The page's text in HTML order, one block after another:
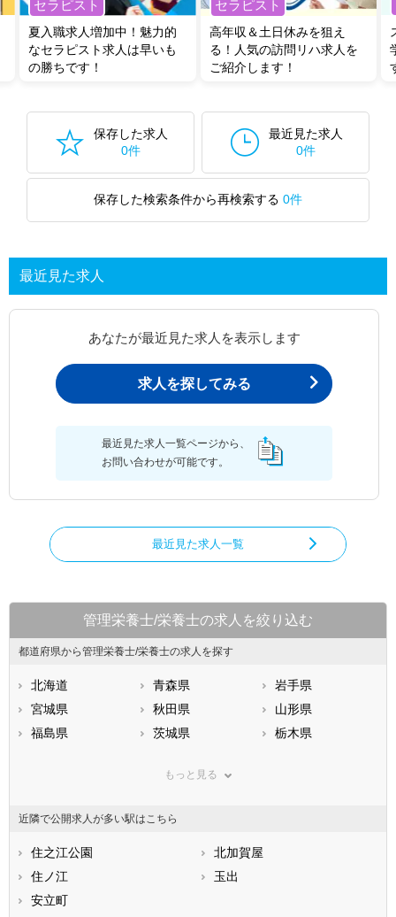
セラピスト
夏入職求人増加中！魅力的
なセラピスト求人は早いも
の勝ちです！
セラピスト
高年収＆土日休みを狙え
る！人気の訪問リハ求人を
ご紹介します！
保存した求人
0件
最近見た求人
0件
保存した検索条件から再検索する 0件
最近見た求人
あなたが最近見た求人を表示します
求人を探してみる
最近見た求人一覧ページから、
お問い合わせが可能です。
最近見た求人一覧
管理栄養士/栄養士の求人を絞り込む
都道府県から管理栄養士/栄養士の求人を探す
北海道 青森県
岩手県
宮城県
秋田県
山形県
福島県
茨城県
栃木県
神奈川県
石川県
福井県
静岡県
滋賀県
兵庫県
もっと見る
近隣で公開求人が多い駅はこちら
住之江公園
北加賀屋
住ノ江
玉出
安立町